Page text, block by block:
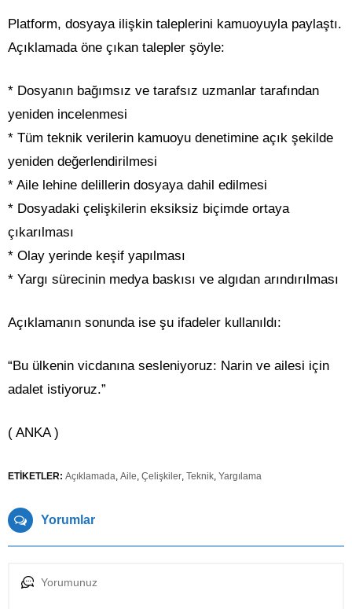
Platform, dosyaya ilişkin taleplerini kamuoyuyla paylaştı.
Açıklamada öne çıkan talepler şöyle:
* Dosyanın bağımsız ve tarafsız uzmanlar tarafından
yeniden incelenmesi
* Tüm teknik verilerin kamuoyu denetimine açık şekilde
yeniden değerlendirilmesi
* Aile lehine delillerin dosyaya dahil edilmesi
* Dosyadaki çelişkilerin eksiksiz biçimde ortaya
çıkarılması
* Olay yerinde keşif yapılması
* Yargı sürecinin medya baskısı ve algıdan arındırılması
Açıklamanın sonunda ise şu ifadeler kullanıldı:
“Bu ülkenin vicdanına sesleniyoruz: Narin ve ailesi için
adalet istiyoruz.”
( ANKA )
ETİKETLER: Açıklamada, Aile, Çelişkiler, Teknik, Yargılama
Yorumlar